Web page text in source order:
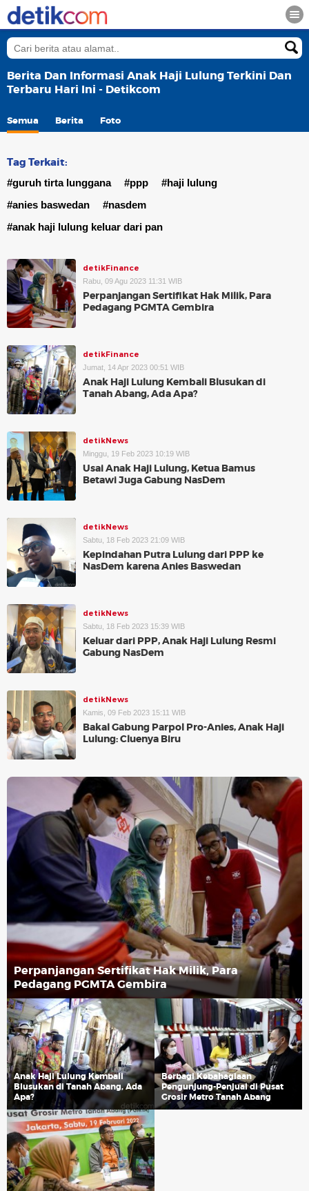
Berita Dan Informasi Anak Haji Lulung Terkini Dan
Terbaru Hari Ini - Detikcom
Semua Berita Foto
Tag Terkait:
#guruh tirta lunggana #ppp
#haji lulung
#anies baswedan
#nasdem
#anak haji lulung keluar dari pan
detikFinance
Rabu, 09 Agu 2023 11:31 WIB
Perpanjangan Sertifikat Hak Milik, Para
Pedagang PGMTA Gembira
detikFinance
Jumat, 14 Apr 2023 00:51 WIB
Anak Haji Lulung Kembali Blusukan di
Tanah Abang, Ada Apa?
detikNews
Minggu, 19 Feb 2023 10:19 WIB
Usai Anak Haji Lulung, Ketua Bamus
Betawi Juga Gabung NasDem
detikNews
Sabtu, 18 Feb 2023 21:09 WIB
Kepindahan Putra Lulung dari PPP ke
NasDem karena Anies Baswedan
detikNews
Sabtu, 18 Feb 2023 15:39 WIB
Keluar dari PPP, Anak Haji Lulung Resmi
Gabung NasDem
detikNews
Kamis, 09 Feb 2023 15:11 WIB
Bakal Gabung Parpol Pro-Anies, Anak Haji
Lulung: Cluenya Biru
Perpanjangan Sertifikat Hak Milik, Para
Pedagang PGMTA Gembira
Anak Haji Lulung Kembali
Blusukan di Tanah Abang, Ada
Apa?
Berbagi Kebahagiaan
Pengunjung-Penjual di Pusat
Grosir Metro Tanah Abang